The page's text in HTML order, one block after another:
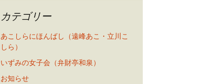
カテゴリー
あこしらにほんばし（遠峰あこ・立川こ
しら）
いずみの女子会（弁財亭和泉）
お知らせ